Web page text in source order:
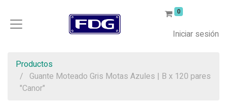
0
Iniciar sesión
Productos
Guante Moteado Gris Motas Azules | B x 120 pares
"Canor"